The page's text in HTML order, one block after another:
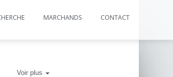
MARCHANDS CONTACT
Voir plus